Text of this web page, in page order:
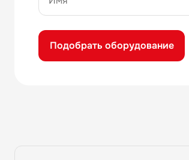
Подобрать оборудование